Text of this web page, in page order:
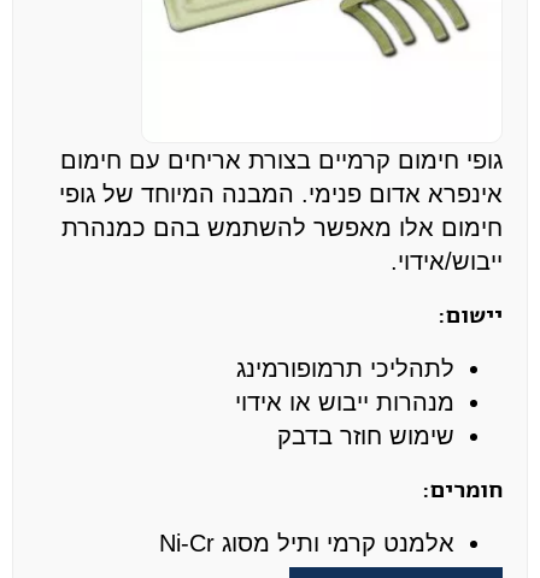
גופי חימום קרמיים בצורת אריחים עם חימום
אינפרא אדום פנימי. המבנה המיוחד של גופי
חימום אלו מאפשר להשתמש בהם כמנהרת
ייבוש/אידוי.
יישום:
לתהליכי תרמופורמינג
מנהרות ייבוש או אידוי
שימוש חוזר בדבק
חומרים:
אלמנט קרמי ותיל מסוג Ni-Cr